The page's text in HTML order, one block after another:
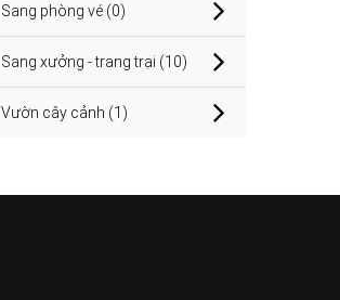
Sang phòng vé (0)
Sang xưởng - trang trại (10)
Vườn cây cảnh (1)